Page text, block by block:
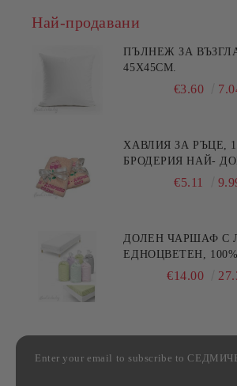
Най-продавани
ПЪЛНЕЖ ЗА
45X45СМ.
€3.60
ХАВЛИЯ ЗА РЪЦЕ,
БРОДЕРИЯ НАЙ-
МАЙКА/БАБА ,
€5.11
ДОЛЕН ЧАРШАФ С
ЕДНОЦВЕТЕН,
РАЗЛИЧНИ€14.00
Enter your email to subscribe to